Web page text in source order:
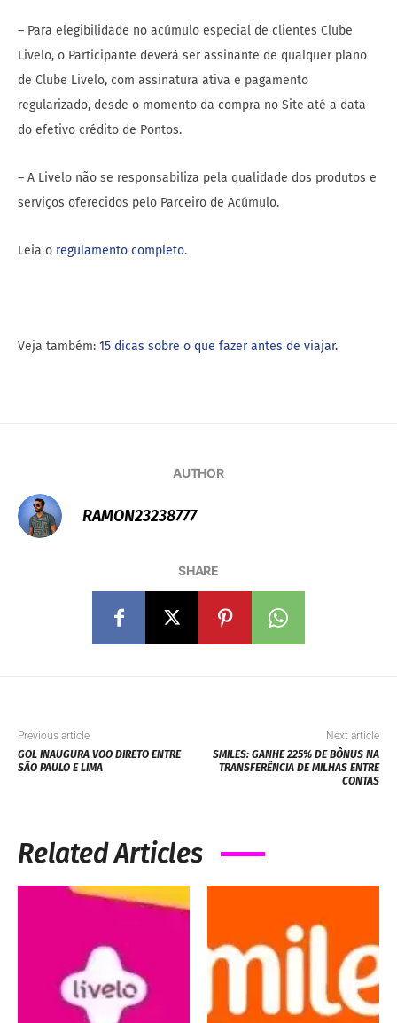
– Para elegibilidade no acúmulo especial de clientes Clube
Livelo, o Participante deverá ser assinante de qualquer plano
de Clube Livelo, com assinatura ativa e pagamento
regularizado, desde o momento da compra no Site até a data
do efetivo crédito de Pontos.
– A Livelo não se responsabiliza pela qualidade dos produtos e
serviços oferecidos pelo Parceiro de Acúmulo.
Leia o regulamento completo.
Veja também: 15 dicas sobre o que fazer antes de viajar.
AUTHOR
RAMON23238777
SHARE
Previous article
GOL INAUGURA VOO DIRETO ENTRE
SÃO PAULO E LIMA
Next article
SMILES: GANHE 225% DE BÔNUS NA
TRANSFERÊNCIA DE MILHAS ENTRE
CONTAS
Related Articles